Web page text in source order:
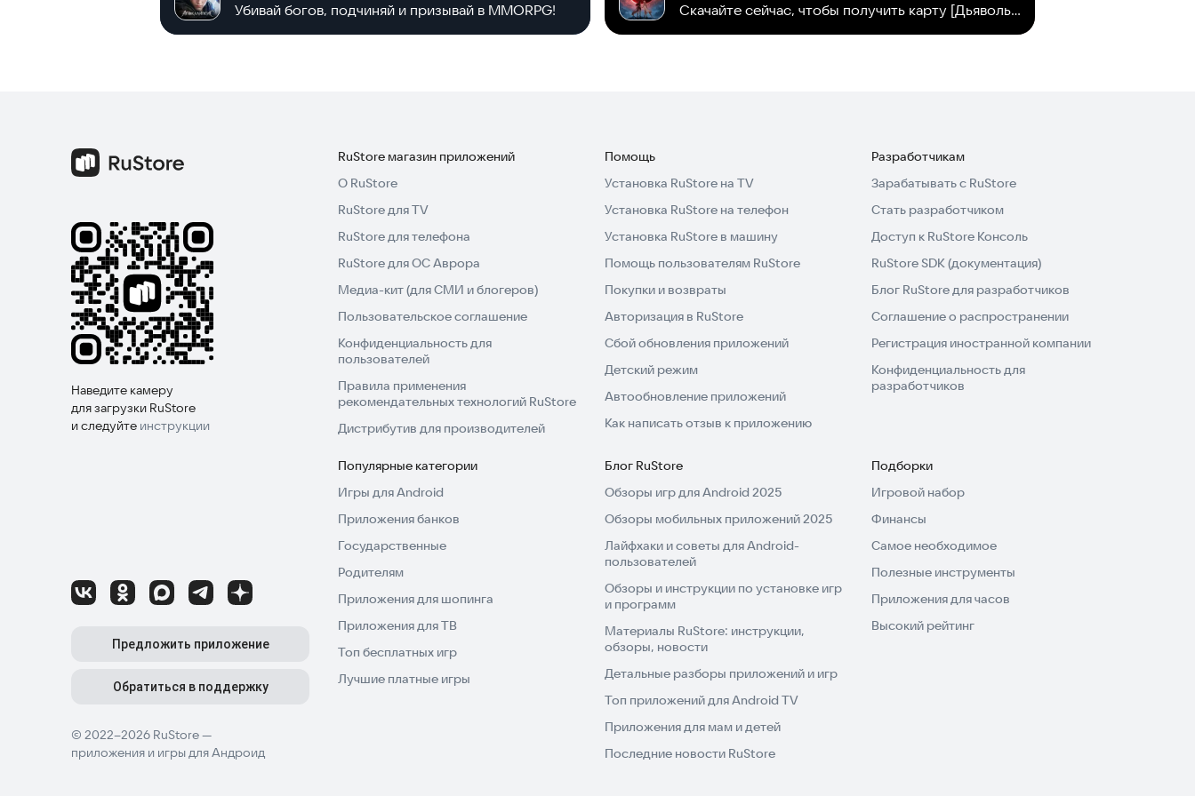
Убивай богов, подчиняй и призывай в MMORPG! Скачайте сейчас, чтобы получить карту [Дьявольская Афина] редкости SSR !
Наведите камеру
для загрузки RuStore
и следуйте инструкции
© 2022–2026 RuStore —
приложения и игры для Андроид
Предложить приложение
Обратиться в поддержку
RuStore магазин приложений
О RuStore
RuStore для TV
RuStore для телефона
RuStore для ОС Аврора
Медиа-кит (для СМИ и блогеров)
Пользовательское соглашение
Конфиденциальность для
пользователей
Правила применения
рекомендательных технологий RuStore
Дистрибутив для производителей
Помощь
Установка RuStore на TV
Установка RuStore на телефон
Установка RuStore в машину
Помощь пользователям RuStore
Покупки и возвраты
Авторизация в RuStore
Сбой обновления приложений
Детский режим
Автообновление приложений
Как написать отзыв к приложению
Разработчикам
Зарабатывать с RuStore
Стать разработчиком
Доступ к RuStore Консоль
RuStore SDK (документация)
Блог RuStore для разработчиков
Соглашение о распространении
Регистрация иностранной компании
Конфиденциальность для
разработчиков
Популярные категории
Игры для Android
Приложения банков
Государственные
Родителям
Приложения для шопинга
Приложения для ТВ
Топ бесплатных игр
Лучшие платные игры
Блог RuStore
Обзоры игр для Android 2025
Обзоры мобильных приложений 2025
Лайфхаки и советы для Android-
пользователей
Обзоры и инструкции по установке игр
и программ
Материалы RuStore: инструкции,
обзоры, новости
Детальные разборы приложений и игр
Топ приложений для Android TV
Приложения для мам и детей
Последние новости RuStore
Подборки
Игровой набор
Финансы
Самое необходимое
Полезные инструменты
Приложения для часов
Высокий рейтинг